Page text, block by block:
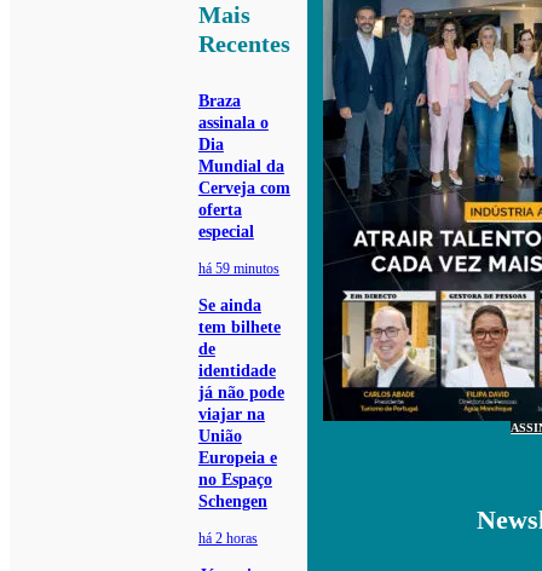
Mais
Recentes
Braza
assinala o
Dia
Mundial da
Cerveja com
oferta
especial
há 59 minutos
Se ainda
tem bilhete
de
identidade
já não pode
viajar na
União
Europeia e
no Espaço
Schengen
há 2 horas